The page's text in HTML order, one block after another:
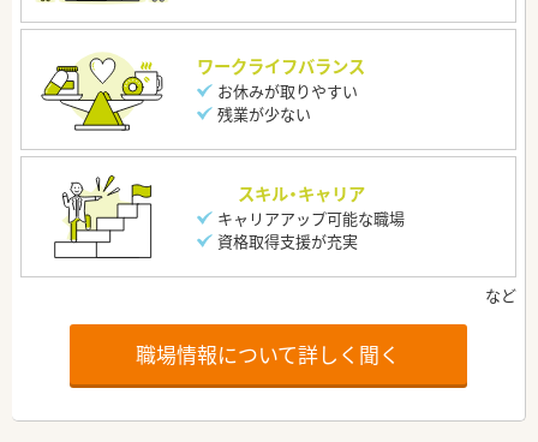
ワークライフバランス
お休みが取りやすい
残業が少ない
スキル・キャリア
キャリアアップ可能な職場
資格取得支援が充実
職場情報について詳しく聞く